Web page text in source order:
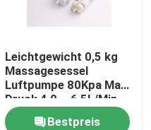
Leichtgewicht 0,5 kg
Massagesessel
Luftpumpe 80Kpa Max
Druck 4,0 ~ 6,5L/Min
Bestpreis